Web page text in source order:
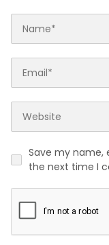
Save my name,
the next time I